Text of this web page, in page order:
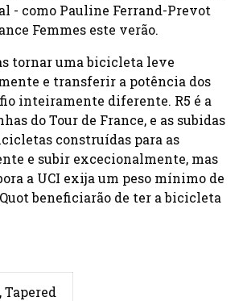
- como Pauline Ferrand-Prevot
Femmes este verão.
tornar uma bicicleta leve
e transferir a potência dos
inteiramente diferente. R5 é a
do Tour de France, e as subidas
construídas para as
e subir excecionalmente, mas
a UCI exija um peso mínimo de
beneficiarão de ter a bicicleta
Tapered